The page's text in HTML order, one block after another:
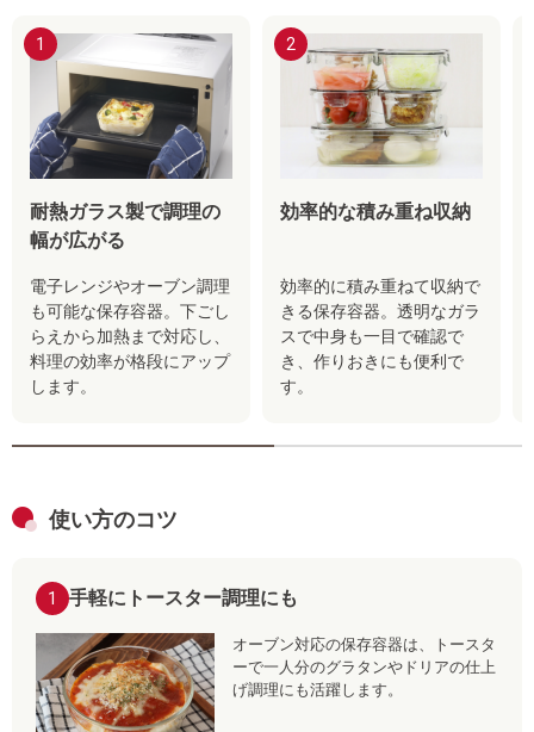
1
耐熱ガラス製で調理の
幅が広がる
電子レンジやオーブン調理
も可能な保存容器。下ごし
らえから加熱まで対応し、
料理の効率が格段にアップ
します。
2
効率的な積み重ね収納
効率的に積み重ねて収納で
きる保存容器。透明なガラ
スで中身も一目で確認で
き、作りおきにも便利で
す。
使い方のコツ
1 手軽にトースター調理にも
オーブン対応の保存容器は、トースタ
ーで一人分のグラタンやドリアの仕上
げ調理にも活躍します。